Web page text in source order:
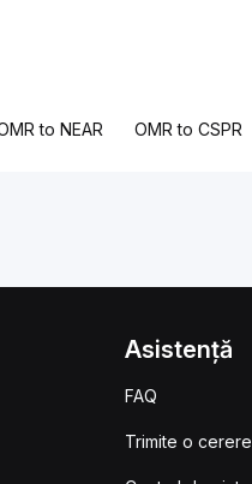
to NEAR OMR to CSPR
Asistență
FAQ
Trimite o cerere